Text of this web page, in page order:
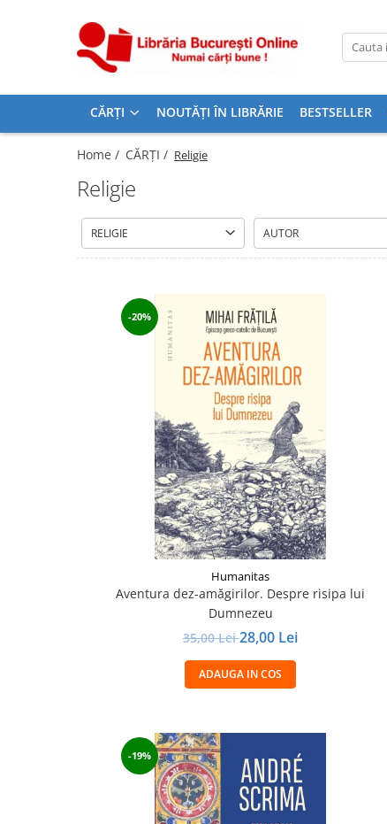
Artă și Enciclopedii
Business și Economie
Cărți pentru copii
Cărți pentru tineri
Creșterea copilului
Dezvoltare Personală
Știință și Tehnologie
CĂRȚI NOUTĂȚI ÎN LIBRĂRIE BESTSELLER
Home / CĂRȚI / Religie
Religie
RELIGIE AUTOR
-20%
Humanitas
Aventura dez-amăgirilor. Despre risipa lui
Dumnezeu
35,00 Lei28,00 Lei
ADAUGA IN COS
-19%